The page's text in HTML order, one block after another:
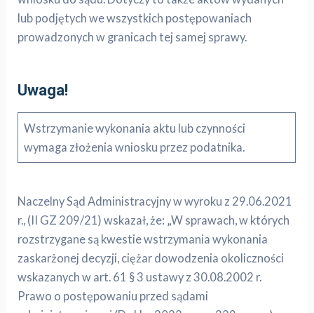
lub podjętych we wszystkich postępowaniach
prowadzonych w granicach tej samej sprawy.
Uwaga!
Wstrzymanie wykonania aktu lub czynności
wymaga złożenia wniosku przez podatnika.
Naczelny Sąd Administracyjny w wyroku z 29.06.2021
r., (II GZ 209/21) wskazał, że: „W sprawach, w których
rozstrzygane są kwestie wstrzymania wykonania
zaskarżonej decyzji, ciężar dowodzenia okoliczności
wskazanych w art. 61 § 3 ustawy z 30.08.2002 r.
Prawo o postępowaniu przed sądami